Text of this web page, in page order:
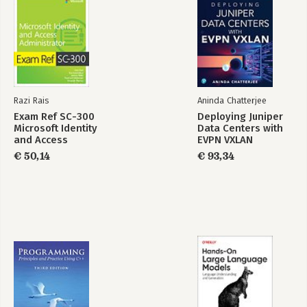
Razi Rais
Exam Ref SC-300
Microsoft Identity
and Access
Administrator
€ 50,14
Aninda Chatterjee
Deploying Juniper
Data Centers with
EVPN VXLAN
€ 93,34